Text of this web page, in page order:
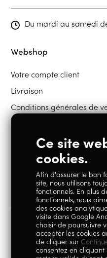
Du mardi au samedi
Webshop
Votre compte client
Livraison
Conditions générales de
Restons en contact
Instagram Facebook
100% Liégeois est un
BE0759.717.658, sise
Ce site
cookies.
Afin d'assurer le bon
site, nous utilisons
fonctionnels. En plus
fonctionnels, nous
des cookies
visite dans Google
choisir de poursuivre
accepter les cookies
de cliquer sur
consentez en cliquant